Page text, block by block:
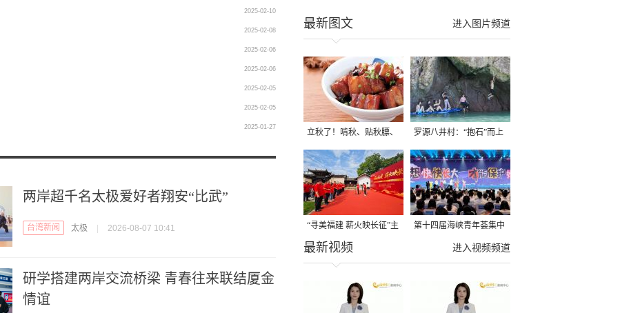
2025-02-10
2025-02-08
2025-02-06
2025-02-06
2025-02-05
2025-02-05
2025-01-27
两岸超千名太极爱好者翔安“比武”
台湾新闻 太极 2026-08-07 10:41
研学搭建两岸交流桥梁 青春往来联结厦金
情谊
进入图片频道
最新图文
立秋了！啃秋、贴秋膘、
晒秋，福建人这样过才够
味→
罗源八井村：“抱石”而上
“寻美福建 薪火映长征”主
题活动在龙岩长汀启动
第十四届海峡青年荟集中
阶段活动在福州举行
进入视频频道
最新视频